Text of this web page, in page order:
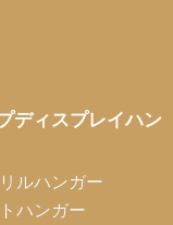
ディスプレイハン
ルハンガー
ハンガー